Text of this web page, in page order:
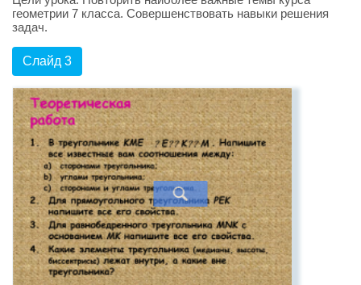
геометрии 7 класса. Совершенствовать навыки решения
задач.
Слайд 3